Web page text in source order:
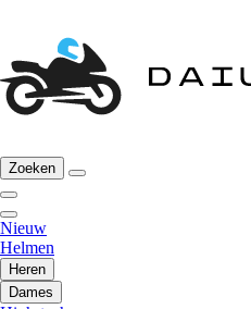
Zoeken
Nieuw
Helmen
Heren
Dames